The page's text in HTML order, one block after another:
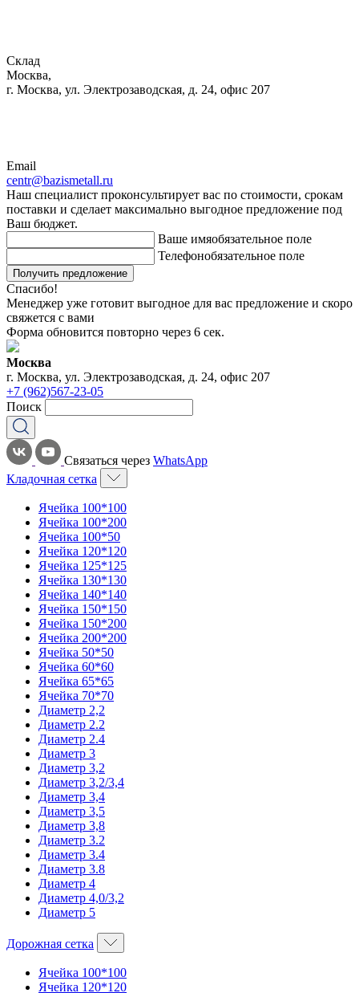
Склад
Москва,
г. Москва, ул. Электрозаводская, д. 24, офис 207
Email
centr@bazismetall.ru
Наш специалист проконсультирует вас по стоимости, срокам
поставки и сделает максимально выгодное предложение под
Ваш бюджет.
Ваше имяобязательное поле
Телефонобязательное поле
Получить предложение
Спасибо!
Менеджер уже готовит выгодное для вас предложение и скоро
свяжется с вами
Форма обновится повторно через 6 сек.
Москва
г. Москва, ул. Электрозаводская, д. 24, офис 207
+7 (962)567-23-05
Поиск
Связаться через WhatsApp
Кладочная сетка
Ячейка 100*100
Ячейка 100*200
Ячейка 100*50
Ячейка 120*120
Ячейка 125*125
Ячейка 130*130
Ячейка 140*140
Ячейка 150*150
Ячейка 150*200
Ячейка 200*200
Ячейка 50*50
Ячейка 60*60
Ячейка 65*65
Ячейка 70*70
Диаметр 2,2
Диаметр 2.2
Диаметр 2.4
Диаметр 3
Диаметр 3,2
Диаметр 3,2/3,4
Диаметр 3,4
Диаметр 3,5
Диаметр 3,8
Диаметр 3.2
Диаметр 3.4
Диаметр 3.8
Диаметр 4
Диаметр 4,0/3,2
Диаметр 5
Дорожная сетка
Ячейка 100*100
Ячейка 120*120